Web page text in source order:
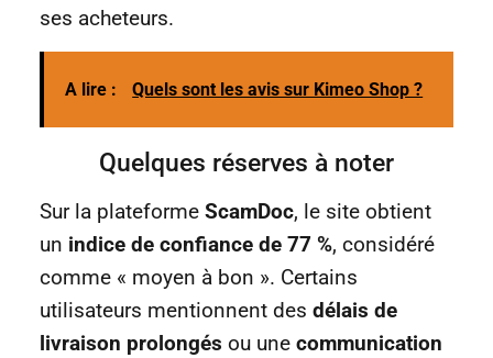
ses acheteurs.
A lire : Quels sont les avis sur Kimeo Shop ?
Quelques réserves à noter
Sur la plateforme ScamDoc, le site obtient
un indice de confiance de 77 %, considéré
comme « moyen à bon ». Certains
utilisateurs mentionnent des délais de
livraison prolongés ou une communication